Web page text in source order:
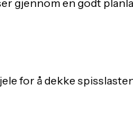
for å dekke